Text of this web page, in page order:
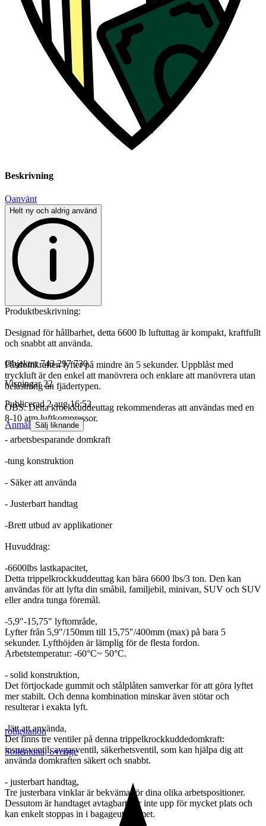
Beskrivning
Oanvänt
Helt ny och aldrig använd
Produktbeskrivning:
Designad för hållbarhet, detta 6600 lb luftuttag är kompakt, kraftfullt
och snabbt att använda.
Påsdomkraften lyfter på mindre än 5 sekunder. Uppblåst med
tryckluft är den enkel att manövrera och enklare att manövrera utan
belastning än fjädertypen.
OBS: Detta krockkuddeuttag rekommenderas att användas med en
8-10 atm luftkompressor.
- arbetsbesparande domkraft
-tung konstruktion
- Säker att använda
- Justerbart handtag
-Brett utbud av applikationer
Huvuddrag:
-6600lbs lastkapacitet,
Detta trippelkrockkuddeuttag kan bära 6600 lbs/3 ton. Den kan
användas för att lyfta din småbil, familjebil, minivan, SUV och SUV
eller andra tunga föremål.
-5,9"-15,75" lyftområde,
Lyfter från 5,9"/150mm till 15,75"/400mm (max) på bara 5
sekunder. Lyfthöjden är lämplig för de flesta fordon.
Arbetstemperatur: -60°C~ 50°C.
- solid konstruktion,
Det förtjockade gummit och stålplåten samverkar för att göra lyftet
mer stabilt. Och denna kombination minskar även stötar och
resulterar i exakta lyft.
-lätt att använda,
Det finns tre ventiler på denna trippelkrockkuddedomkraft:
insugsventil, avgasventil, säkerhetsventil, som kan hjälpa dig att
använda domkraften säkert och snabbt.
- justerbart handtag,
Tre justerbara vinklar är bekväma för dina olika arbetspositioner.
Dessutom är handtaget avtagbart, tar inte upp för mycket plats och
kan enkelt stoppas in i bagageutrymmet.
Objektnr 743 297 730
Visningar 22
Publicerad 2 aug 16:52
Anmäl Sälj liknande
roligstation
Sollentuna,Sverige